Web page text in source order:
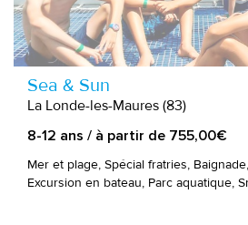
Sea & Sun
La Londe-les-Maures (83)
8-12 ans / à partir de 755,00€
Mer et plage, Spécial fratries,
Excursion en bateau, Parc aquatique,